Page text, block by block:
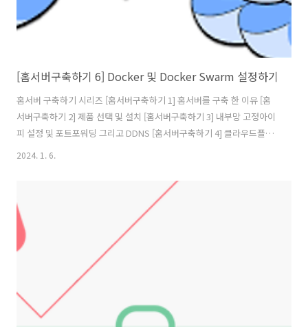
[홈서버구축하기 6] Docker 및 Docker Swarm 설정하기
홈서버 구축하기 시리즈 [홈서버구축하기 1] 홈서버를 구축 한 이유 [홈
서버구축하기 2] 제품 선택 및 설치 [홈서버구축하기 3] 내부망 고정아이
피 설정 및 포트포워딩 그리고 DDNS [홈서버구축하기 4] 클라우드플레
어를 활용하여 내 서버 아이피 숨기기(feat. HTTPS) [홈서버구축하기 5]
Docker 및 Docker Swarm 설정하기 [홈서버구축하기 7] 공유 스토리
지를 만들어보자(feat. 시놀로지) [홈서버구축하기 8] 완성된 내 홈서버
네트워크 구성도 및 홈서버 배치 모습 그리고 총 비용 홈서버에서 서비스
운영을 위해서 나는 Docker 그리고 Docker Swarm 사용했다. 이번글
에는 그 이유와, 사용법을 서술 ..
2024. 1. 6.